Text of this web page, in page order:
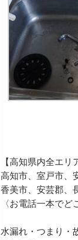
【高知県内全エリ
高知市、室戸市、
香美市、安芸郡、
〈お電話一本でど
水漏れ・つまり・